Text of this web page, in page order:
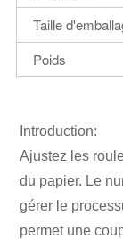
Taille
Poids
Introduction:
Ajustez les
du papier. Le
gérer le
permet une